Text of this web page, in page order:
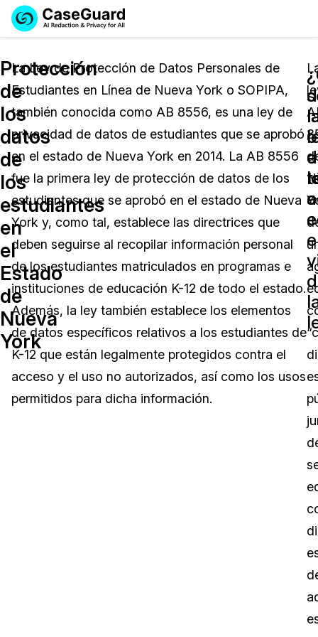
Licencia de CaseGuard Studio
Precios de Redacción a Pedido
Soluciones
Redacción de vídeos
Redacción de documentos
Redacción de audio
Redacción de imágenes
Transcripción y Traducción
Industrias
Cuerpos Policiales
Transportación
Educación
El Gobierno
Sector Jurídico
Servicios Financieros
Precios
Recursos
Artículos
Casos Practicos
Centro de Ayuda
Videoteca
Eventos
Demo
English
Español
Protección
de
los
datos
de
los
estudiantes
en
el
Estado
de
Nueva
York
La Ley de Protección de Datos Personales de
Estudiantes en Línea de Nueva York o SOPIPA,
también conocida como AB 8556, es una ley de
privacidad de datos de estudiantes que se aprobó
en el estado de Nueva York en 2014. La AB 8556
fue la primera ley de protección de datos de los
estudiantes que se aprobó en el estado de Nueva
York y, como tal, establece las directrices que
deben seguirse al recopilar información personal
de los estudiantes matriculados en programas e
instituciones de educación K-12 de todo el estado.
Además, la ley también establece los elementos
de datos específicos relativos a los estudiantes de
K-12 que están legalmente protegidos contra el
acceso y el uso no autorizados, así como los usos
permitidos para dicha información.